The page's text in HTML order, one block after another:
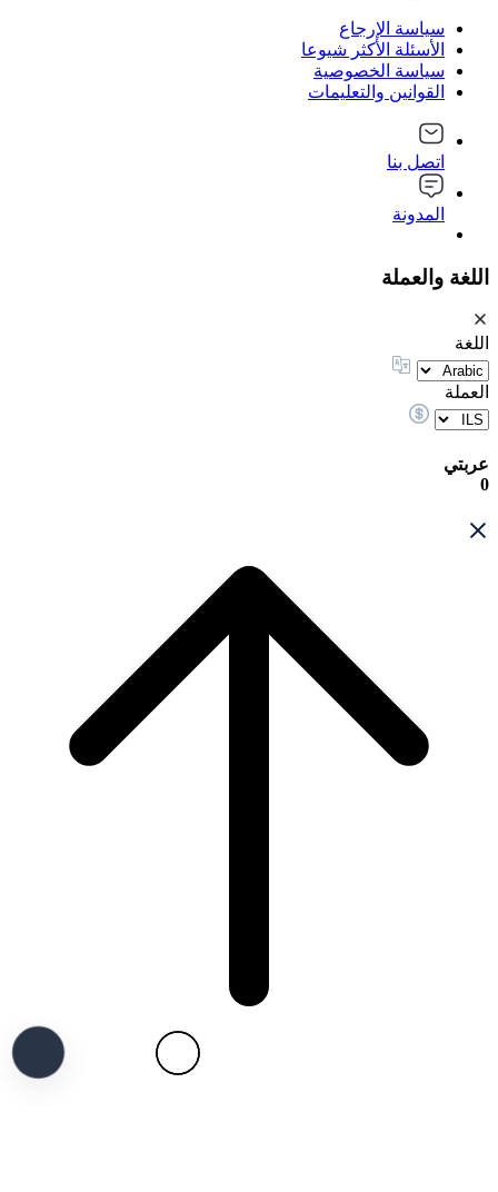
سياسة الإرجاع
الأسئلة الأكثر شيوعا
سياسة الخصوصية
القوانين والتعليمات
اتصل بنا
المدونة
اللغة والعملة
اللغة
العملة
عربتي
0